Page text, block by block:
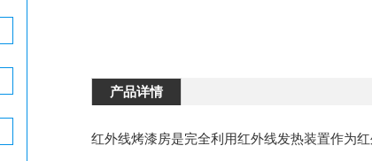
产品详情
红外线烤漆房是完全利用红外线发热装置作为